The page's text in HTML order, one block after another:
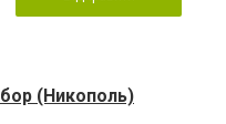
(Никополь)